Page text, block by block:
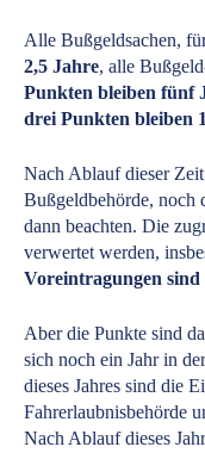
Alle Bußgeldsachen,
2,5 Jahre, alle
Punkten bleiben fünf
drei Punkten bleiben
Nach Ablauf dieser
Bußgeldbehörde, noch
dann beachten. Die
verwertet werden,
Voreintragungen sind
Aber die Punkte sind
sich noch ein Jahr in
dieses Jahres sind die
Fahrerlaubnisbehörde
Nach Ablauf dieses